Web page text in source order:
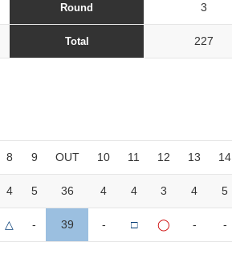
Round 3
Total 227
8 9 OUT 10 11 12 13 14
4 5 36 4 4 3 4 5
△ - 39 - □ ◯ - -